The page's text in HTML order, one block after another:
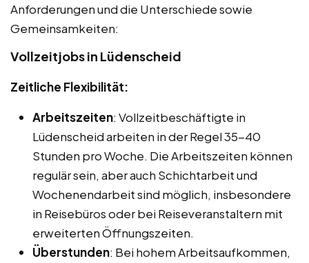
Anforderungen und die Unterschiede sowie
Gemeinsamkeiten:
Vollzeitjobs in Lüdenscheid
Zeitliche Flexibilität:
Arbeitszeiten: Vollzeitbeschäftigte in
Lüdenscheid arbeiten in der Regel 35-40
Stunden pro Woche. Die Arbeitszeiten können
regulär sein, aber auch Schichtarbeit und
Wochenendarbeit sind möglich, insbesondere
in Reisebüros oder bei Reiseveranstaltern mit
erweiterten Öffnungszeiten.
Überstunden: Bei hohem Arbeitsaufkommen,